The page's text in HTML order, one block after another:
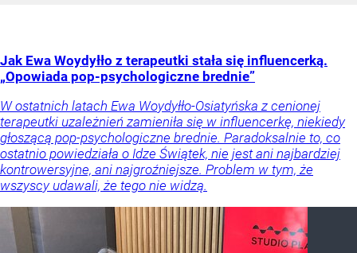
Jak Ewa Woydyłło z terapeutki stała się influencerką.
„Opowiada pop-psychologiczne brednie”
W ostatnich latach Ewa Woydyłło-Osiatyńska z cenionej
terapeutki uzależnień zamieniła się w influencerkę, niekiedy
głoszącą pop-psychologiczne brednie. Paradoksalnie to, co
ostatnio powiedziała o Idze Świątek, nie jest ani najbardziej
kontrowersyjne, ani najgroźniejsze. Problem w tym, że
wszyscy udawali, że tego nie widzą.